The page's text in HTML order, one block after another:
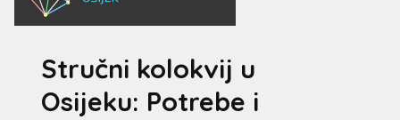
Stručni kolokvij u
Osijeku: Potrebe i